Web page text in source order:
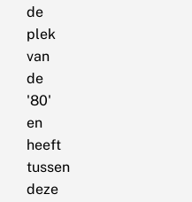
de
plek
van
de
'80'
en
heeft
tussen
deze